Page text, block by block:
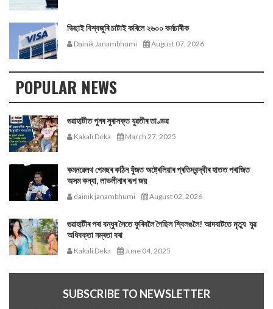
ভিছাই বিশ্বজুৰি চাটাই কৰিলে ২৬০০ কৰ্মচাৰীক
Dainik Janambhumi August 07, 2026
POPULAR NEWS
গুৱাহাটীত পুনৰ সুৰাসক্ত যুৱতীৰ তাণ্ডৱ
Kakali Deka March 27, 2025
কমনৱেলথ গেমছৰ কঠিন যুঁজত অষ্ট্ৰেলিয়াৰ প্ৰতিদ্বন্দ্বীৰ হাতত পৰাজিত
অসম কন্যা, লাভলীনাৰ ৰূপ জয়
dainik janambhumi August 02, 2026
গুৱাহাটীৰ পৰা বন্ধুৰ সৈতে ফুৰিবলৈ গৈছিল শ্বিলঙলৈ! আদবাটতে মৃত্যু যুৱ
অধিবক্তা নম্ৰতা বৰা
Kakali Deka June 04, 2025
SUBSCRIBE TO NEWSLETTER